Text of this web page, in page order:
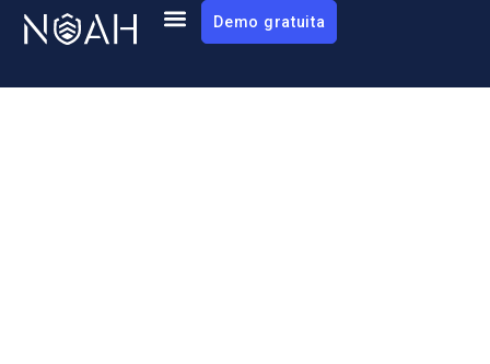
Demo gratuita